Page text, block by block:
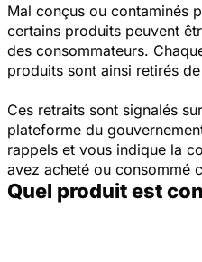
Mal conçus ou contaminés
certains produits peuvent
des consommateurs.
produits sont ainsi retirés
Ces retraits sont signalés
plateforme du
rappels et vous indique la
avez acheté ou consommé
Quel produit est